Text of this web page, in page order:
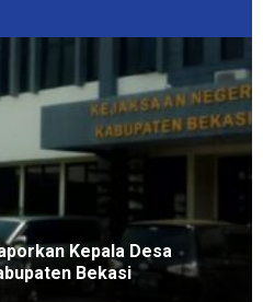
Kepala Desa
Bekasi